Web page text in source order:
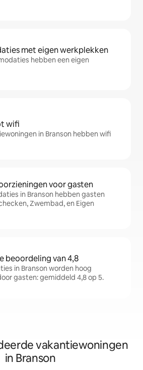
met eigen werkplekken
hebben een eigen
wifi
in Branson hebben wifi
voor gasten
in Branson hebben gasten
Zwembad, en Eigen
beoordeling van 4,8
in Branson worden hoog
gasten: gemiddeld 4,8 op 5.
vakantiewoningen
in Branson